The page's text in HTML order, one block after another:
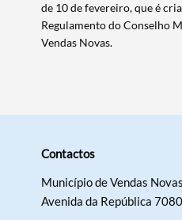
Termo de Pesquisa
Categorias gerais
de 10 de fevereiro, que é
Regulamento do Conselho
Vendas Novas.
Contactos
Município de Vendas Novas
Avenida da República